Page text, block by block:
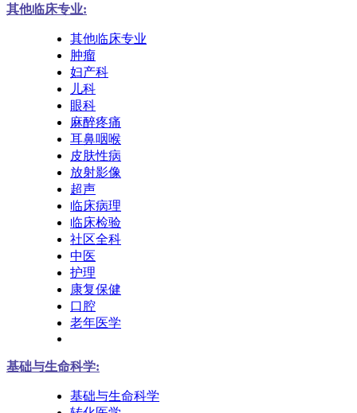
其他临床专业:
其他临床专业
肿瘤
妇产科
儿科
眼科
麻醉疼痛
耳鼻咽喉
皮肤性病
放射影像
超声
临床病理
临床检验
社区全科
中医
护理
康复保健
口腔
老年医学
基础与生命科学:
基础与生命科学